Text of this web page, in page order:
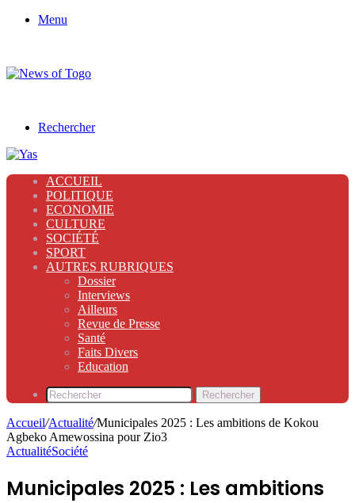
Menu
Rechercher
ACCUEIL
POLITIQUE
ECONOMIE
CULTURE
SOCIÉTÉ
SPORT
AUTRES RUBRIQUES
Dossier
Interviews
Ailleurs
Revue de Presse
Santé
Faits Divers
Education
Rechercher
Accueil/Actualité/Municipales 2025 : Les ambitions de Kokou
Agbeko Amewossina pour Zio3
ActualitéSociété
Municipales 2025 : Les ambitions